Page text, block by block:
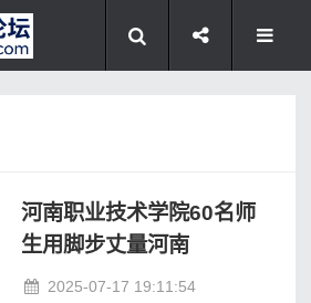
河南职业技术学院60名师
生用脚步丈量河南
2025-07-17 19:11:54